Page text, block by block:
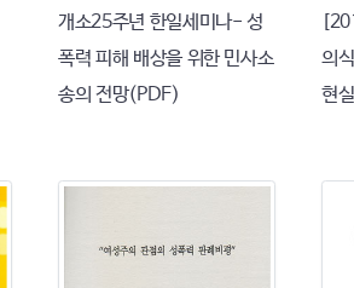
개소25주년 한일세미나- 성
폭력 피해 배상을 위한 민사소
송의 전망(PDF)
의
현